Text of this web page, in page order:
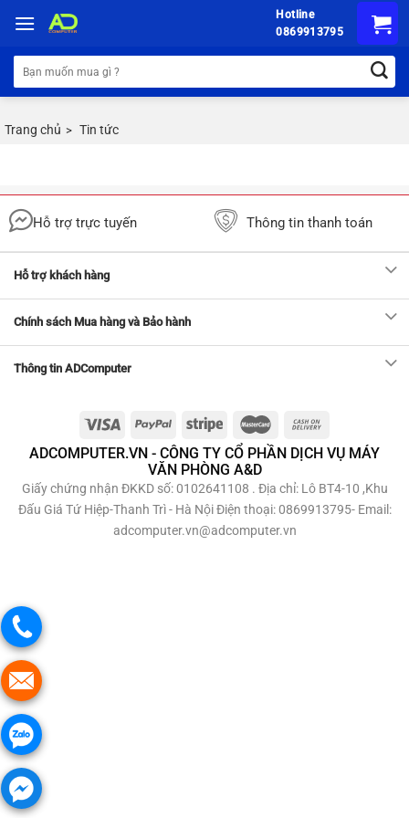
đến
nội
dung
Hotline
0869913795
Tìm
kiếm:
Trang chủ > Tin tức
Hỗ trợ trực tuyến Thông tin thanh toán
Hỗ trợ khách hàng
Chính sách Mua hàng và Bảo hành
Thông tin ADComputer
ADCOMPUTER.VN - CÔNG TY CỔ PHẦN DỊCH VỤ MÁY
VĂN PHÒNG A&D
Giấy chứng nhận ĐKKD số: 0102641108 . Địa chỉ: Lô BT4-10 ,Khu
Đấu Giá Tứ Hiệp-Thanh Trì - Hà Nội Điện thoại: 0869913795- Email:
adcomputer.vn@adcomputer.vn